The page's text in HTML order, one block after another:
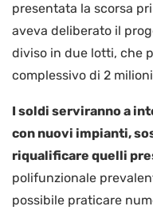
presentata la scorsa
aveva deliberato il
diviso in due lotti, che
complessivo di 2
I soldi serviranno a
con nuovi impianti,
riqualificare quelli
polifunzionale
possibile praticare